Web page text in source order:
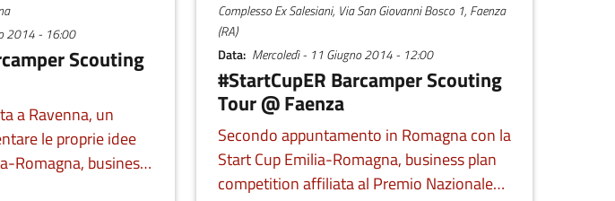
2014 - 16:00
Scouting
a Ravenna, un
le proprie idee
Romagna, business
Complesso Ex Salesiani, Via San Giovanni Bosco 1, Faenza
(RA)
Data Mercoledì - 11 Giugno 2014 - 12:00
#StartCupER Barcamper Scouting
Tour @ Faenza
Secondo appuntamento in Romagna con la
Start Cup Emilia-Romagna, business plan
competition affiliata al Premio Nazionale